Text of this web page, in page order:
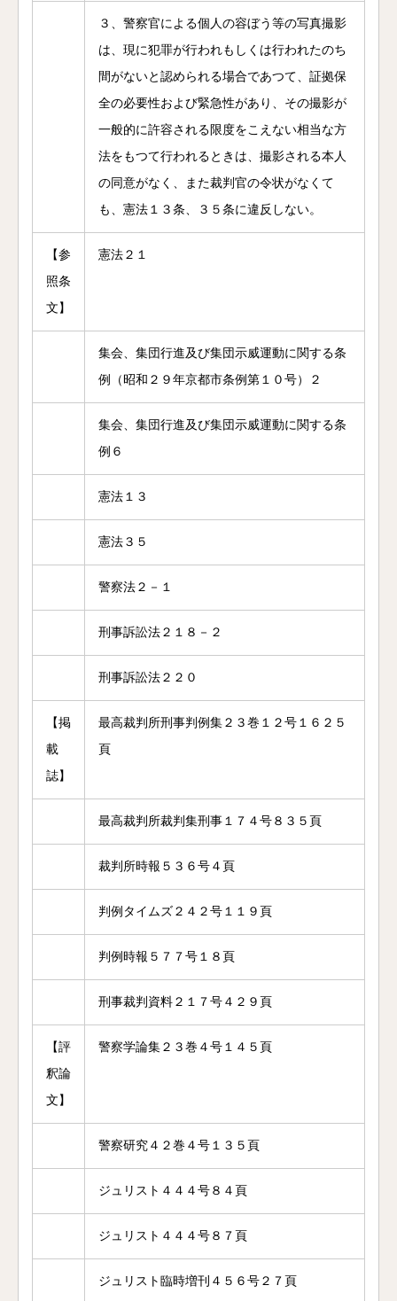
３、警察官による個人の容ぼう等の写真撮影
は、現に犯罪が行われもしくは行われたのち
間がないと認められる場合であつて、証拠保
全の必要性および緊急性があり、その撮影が
一般的に許容される限度をこえない相当な方
法をもつて行われるときは、撮影される本人
の同意がなく、また裁判官の令状がなくて
も、憲法１３条、３５条に違反しない。
【参
照条
文】
憲法２１
集会、集団行進及び集団示威運動に関する条
例（昭和２９年京都市条例第１０号）２
集会、集団行進及び集団示威運動に関する条
例６
憲法１３
憲法３５
警察法２－１
刑事訴訟法２１８－２
刑事訴訟法２２０
【掲
載
誌】
最高裁判所刑事判例集２３巻１２号１６２５
頁
最高裁判所裁判集刑事１７４号８３５頁
裁判所時報５３６号４頁
判例タイムズ２４２号１１９頁
判例時報５７７号１８頁
刑事裁判資料２１７号４２９頁
【評
釈論
文】
警察学論集２３巻４号１４５頁
警察研究４２巻４号１３５頁
ジュリスト４４４号８４頁
ジュリスト４４４号８７頁
ジュリスト臨時増刊４５６号２７頁